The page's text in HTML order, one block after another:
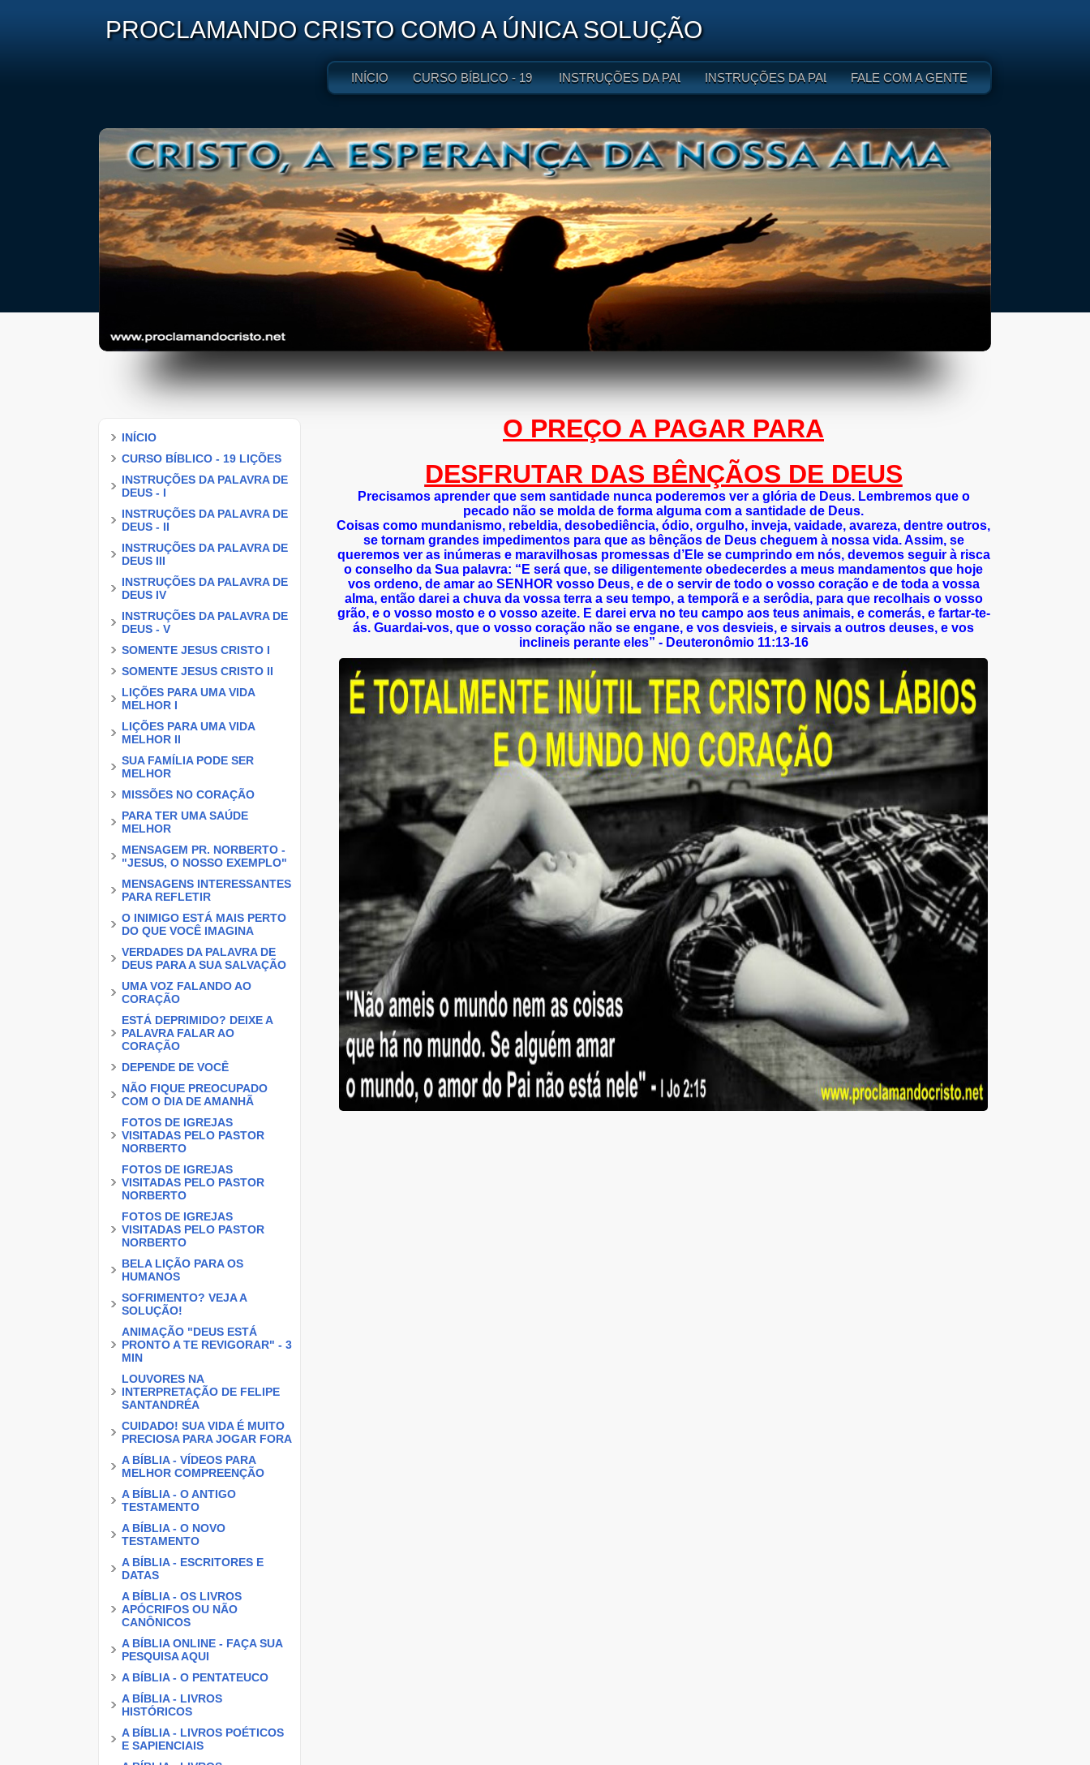
PROCLAMANDO CRISTO COMO A ÚNICA SOLUÇÃO
INÍCIO CURSO BÍBLICO - 19 LIÇÕESINSTRUÇÕES DA PALAVRA DE DEUS - IINSTRUÇÕES DA PALAVRA DE DEUS - II
FALE COM A GENTE
INÍCIO
CURSO BÍBLICO - 19 LIÇÕES
INSTRUÇÕES DA PALAVRA DE
DEUS - I
INSTRUÇÕES DA PALAVRA DE
DEUS - II
INSTRUÇÕES DA PALAVRA DE
DEUS III
INSTRUÇÕES DA PALAVRA DE
DEUS IV
INSTRUÇÕES DA PALAVRA DE
DEUS - V
SOMENTE JESUS CRISTO I
SOMENTE JESUS CRISTO II
LIÇÕES PARA UMA VIDA
MELHOR I
LIÇÕES PARA UMA VIDA
MELHOR II
SUA FAMÍLIA PODE SER
MELHOR
MISSÕES NO CORAÇÃO
PARA TER UMA SAÚDE
MELHOR
MENSAGEM PR. NORBERTO -
"JESUS, O NOSSO EXEMPLO"
MENSAGENS INTERESSANTES
PARA REFLETIR
O INIMIGO ESTÁ MAIS PERTO
DO QUE VOCÊ IMAGINA
VERDADES DA PALAVRA DE
DEUS PARA A SUA SALVAÇÃO
UMA VOZ FALANDO AO
CORAÇÃO
ESTÁ DEPRIMIDO? DEIXE A
PALAVRA FALAR AO
CORAÇÃO
DEPENDE DE VOCÊ
NÃO FIQUE PREOCUPADO
COM O DIA DE AMANHÃ
FOTOS DE IGREJAS
VISITADAS PELO PASTOR
NORBERTO
FOTOS DE IGREJAS
VISITADAS PELO PASTOR
NORBERTO
FOTOS DE IGREJAS
VISITADAS PELO PASTOR
NORBERTO
BELA LIÇÃO PARA OS
HUMANOS
SOFRIMENTO? VEJA A
SOLUÇÃO!
ANIMAÇÃO "DEUS ESTÁ
PRONTO A TE REVIGORAR" - 3
MIN
LOUVORES NA
INTERPRETAÇÃO DE FELIPE
SANTANDRÉA
CUIDADO! SUA VIDA É MUITO
PRECIOSA PARA JOGAR FORA
A BÍBLIA - VÍDEOS PARA
MELHOR COMPREENÇÃO
A BÍBLIA - O ANTIGO
TESTAMENTO
A BÍBLIA - O NOVO
TESTAMENTO
A BÍBLIA - ESCRITORES E
DATAS
A BÍBLIA - OS LIVROS
APÓCRIFOS OU NÃO
CANÔNICOS
A BÍBLIA ONLINE - FAÇA SUA
PESQUISA AQUI
A BÍBLIA - O PENTATEUCO
A BÍBLIA - LIVROS
HISTÓRICOS
A BÍBLIA - LIVROS POÉTICOS
E SAPIENCIAIS
O PREÇO A PAGAR PARA
DESFRUTAR DAS BÊNÇÃOS DE DEUS
Precisamos aprender que sem santidade nunca poderemos ver a glória de Deus. Lembremos que o
pecado não se molda de forma alguma com a santidade de Deus.
Coisas como mundanismo, rebeldia, desobediência, ódio, orgulho, inveja, vaidade, avareza, dentre outros,
se tornam grandes impedimentos para que as bênçãos de Deus cheguem à nossa vida. Assim, se
queremos ver as inúmeras e maravilhosas promessas d’Ele se cumprindo em nós, devemos seguir à risca
o conselho da Sua palavra: “E será que, se diligentemente obedecerdes a meus mandamentos que hoje
vos ordeno, de amar ao SENHOR vosso Deus, e de o servir de todo o vosso coração e de toda a vossa
alma, então darei a chuva da vossa terra a seu tempo, a temporã e a serôdia, para que recolhais o vosso
grão, e o vosso mosto e o vosso azeite. E darei erva no teu campo aos teus animais, e comerás, e fartar-te-
ás. Guardai-vos, que o vosso coração não se engane, e vos desvieis, e sirvais a outros deuses, e vos
inclineis perante eles” - Deuteronômio 11:13-16